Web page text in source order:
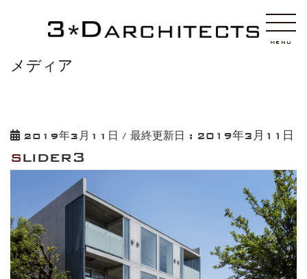
MENU
メディア
2019年3月11日 / 最終更新日 : 2019年3月11日
slider3